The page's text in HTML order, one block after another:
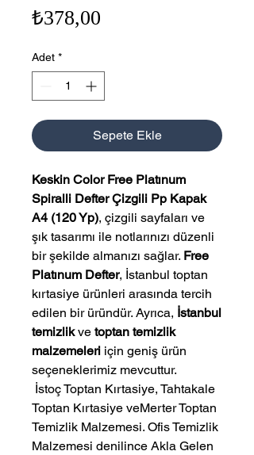
₺378,00
Adet *
Sepete Ekle
Keskin Color Free Platınum
Spiralli Defter Çizgili Pp Kapak
A4 (120 Yp), çizgili sayfaları ve
şık tasarımı ile notlarınızı düzenli
bir şekilde almanızı sağlar. Free
Platınum Defter, İstanbul toptan
kırtasiye ürünleri arasında tercih
edilen bir üründür. Ayrıca, İstanbul
temizlikve toptan temizlik
malzemeleri için geniş ürün
seçeneklerimiz mevcuttur.
Toptan Kırtasiye veMerter Toptan
Temizlik Malzemesi. Ofis Temizlik
Malzemesi denilince Akla Gelen